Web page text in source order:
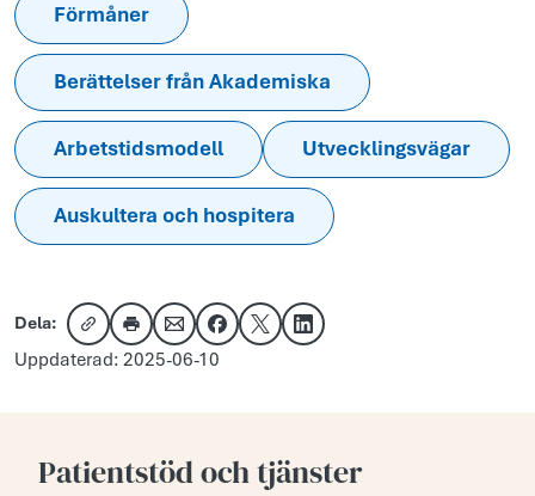
Förmåner
Berättelser från Akademiska
Arbetstidsmodell Utvecklingsvägar
Auskultera och hospitera
Dela:
Kopiera länk
Skriv utDela via e-post
Dela på Facebook
Dela på XDela på LinkedIn
Uppdaterad: 2025-06-10
Patientstöd och tjänster